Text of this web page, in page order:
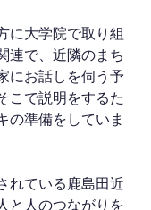
に大学院で取り組
連で、近隣のまち
にお話しを伺う予
こで説明をするた
の準備をしていま
れている鹿島田近
と人のつながりを